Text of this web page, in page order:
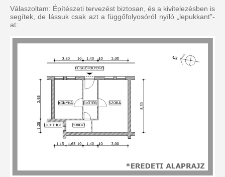
Válaszoltam: Építészeti tervezést biztosan, és a kivitelezésben is
segítek, de lássuk csak azt a függőfolyosóról nyíló „lepukkant”-
at: